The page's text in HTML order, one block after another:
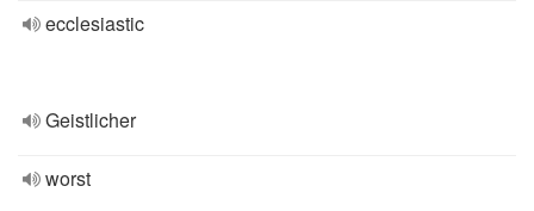
ecclesiastic
Geistlicher
worst